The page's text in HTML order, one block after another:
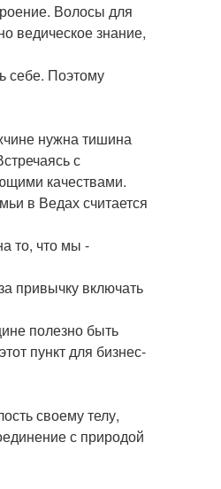
Волосы для
ведическое знание,
себе. Поэтому
нужна тишина
с
качествами.
в Ведах считается
то, что мы -
привычку включать
полезно быть
пункт для бизнес-
своему телу,
с природой